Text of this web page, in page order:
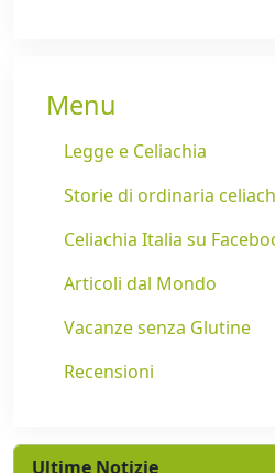
Menu
Legge e Celiachia
Storie di ordinaria
Celiachia Italia su
Articoli dal Mondo
Vacanze senza Glutine
Recensioni
Ultime Notizie